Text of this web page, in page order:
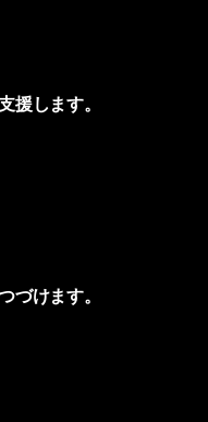
援します。
づけます。